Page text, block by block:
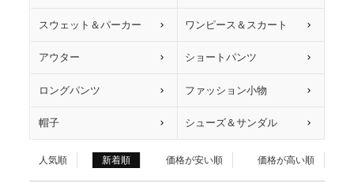
スウェット＆パーカー ワンピース＆スカート
アウター ショートパンツ
ロングパンツ ファッション小物
帽子 シューズ＆サンダル
人気順 新着順 価格が安い順 価格が高い順